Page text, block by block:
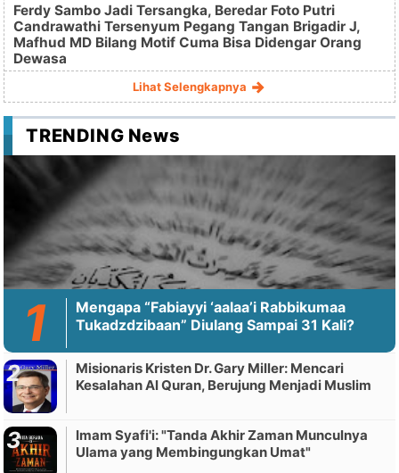
Ferdy Sambo Jadi Tersangka, Beredar Foto Putri
Candrawathi Tersenyum Pegang Tangan Brigadir J,
Mafhud MD Bilang Motif Cuma Bisa Didengar Orang
Dewasa
Lihat Selengkapnya
TRENDING News
Mengapa “Fabiayyi ‘aalaa’i Rabbikumaa
Tukadzdzibaan” Diulang Sampai 31 Kali?
Misionaris Kristen Dr. Gary Miller: Mencari
Kesalahan Al Quran, Berujung Menjadi Muslim
Imam Syafi'i: "Tanda Akhir Zaman Munculnya
Ulama yang Membingungkan Umat"